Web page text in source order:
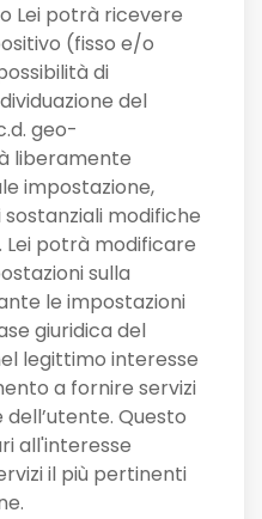
Lei potrà ricevere
(fisso e/o
di
del
geo-
liberamente
impostazione,
modifiche
Lei potrà modificare
sulla
le impostazioni
giuridica del
legittimo interesse
a fornire servizi
Questo
all'interesse
il più pertinenti